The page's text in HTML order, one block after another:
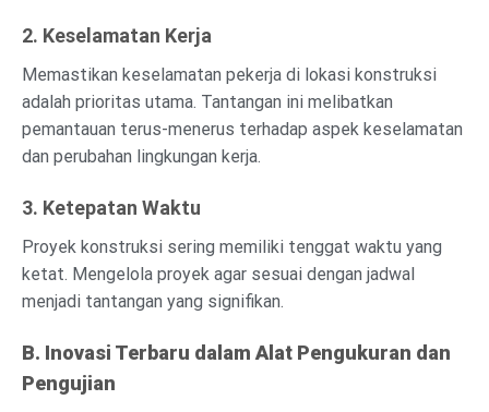
2. Keselamatan Kerja
Memastikan keselamatan pekerja di lokasi konstruksi
adalah prioritas utama. Tantangan ini melibatkan
pemantauan terus-menerus terhadap aspek keselamatan
dan perubahan lingkungan kerja.
3. Ketepatan Waktu
Proyek konstruksi sering memiliki tenggat waktu yang
ketat. Mengelola proyek agar sesuai dengan jadwal
menjadi tantangan yang signifikan.
B. Inovasi Terbaru dalam Alat Pengukuran dan
Pengujian